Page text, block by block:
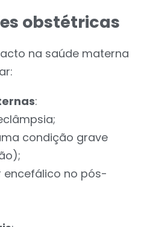
obstétricas
na saúde materna
:
condição grave
encefálico no pós-